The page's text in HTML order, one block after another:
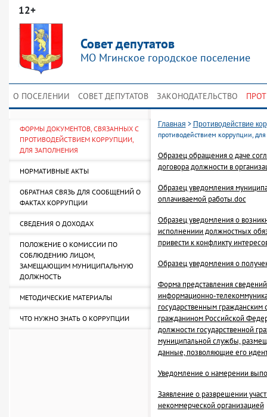
12+
Совет депутатов
МО Мгинское городское поселение
О ПОСЕЛЕНИИ СОВЕТ ДЕПУТАТОВ ЗАКОНОДАТЕЛЬСТВО
ФОРМЫ ДОКУМЕНТОВ, СВЯЗАННЫХ С
ПРОТИВОДЕЙСТВИЕМ КОРРУПЦИИ,
ДЛЯ ЗАПОЛНЕНИЯ
НОРМАТИВНЫЕ АКТЫ
ОБРАТНАЯ СВЯЗЬ ДЛЯ СООБЩЕНИЙ О
ФАКТАХ КОРРУПЦИИ
СВЕДЕНИЯ О ДОХОДАХ
ПОЛОЖЕНИЕ О КОМИССИИ ПО
СОБЛЮДЕНИЮ ЛИЦОМ,
ЗАМЕЩАЮЩИМ МУНИЦИПАЛЬНУЮ
ДОЛЖНОСТЬ
МЕТОДИЧЕСКИЕ МАТЕРИАЛЫ
ЧТО НУЖНО ЗНАТЬ О КОРРУПЦИИ
Главная > Противодействие
противодействием коррупции,
Образец обращения о даче
договора должности в
Образец уведомления
оплачиваемой работы.doc
Образец уведомления о
исполнениии должностных
привести к конфликту
Образец уведомления о
Форма представления
информационно-
государственным
гражданином Российской
должности государственной
муниципальной службы,
данные, позволяющие его
Уведомление о намерении
Заявление о разврешении
некоммерческой организацией